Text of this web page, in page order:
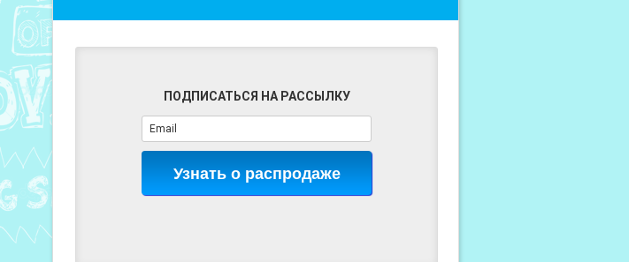
ПОДПИСАТЬСЯ НА РАССЫЛКУ
Узнать о распродаже